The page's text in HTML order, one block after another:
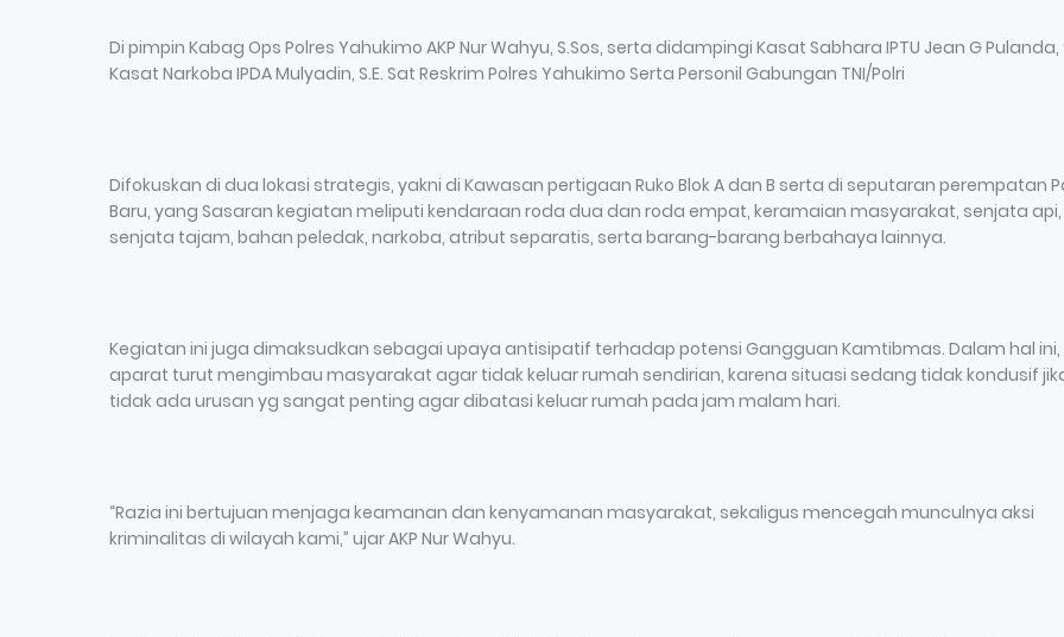
Di pimpin Kabag Ops Polres Yahukimo AKP Nur Wahyu, S.Sos, serta didampingi Kasat Sabhara IPTU Jean G Pulanda,
Kasat Narkoba IPDA Mulyadin, S.E. Sat Reskrim Polres Yahukimo Serta Personil Gabungan TNI/Polri
Difokuskan di dua lokasi strategis, yakni di Kawasan pertigaan Ruko Blok A dan B serta di seputaran perempatan
Baru, yang Sasaran kegiatan meliputi kendaraan roda dua dan roda empat, keramaian masyarakat, senjata api,
senjata tajam, bahan peledak, narkoba, atribut separatis, serta barang-barang berbahaya lainnya.
Kegiatan ini juga dimaksudkan sebagai upaya antisipatif terhadap potensi Gangguan Kamtibmas. Dalam hal ini,
aparat turut mengimbau masyarakat agar tidak keluar rumah sendirian, karena situasi sedang tidak kondusif
tidak ada urusan yg sangat penting agar dibatasi keluar rumah pada jam malam hari.
“Razia ini bertujuan menjaga keamanan dan kenyamanan masyarakat, sekaligus mencegah munculnya aksi
kriminalitas di wilayah kami,” ujar AKP Nur Wahyu.